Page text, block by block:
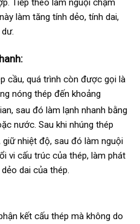
Tiếp theo làm nguội chậm
làm tăng tính dẻo, tính dai,
cầu, quá trình còn được gọi là
nóng thép đến khoảng
sau đó làm lạnh nhanh bằng
nước. Sau khi nhúng thép
giữ nhiệt độ, sau đó làm nguội
vi cấu trúc của thép, làm phát
dai của thép.
kết cấu thép mà không do